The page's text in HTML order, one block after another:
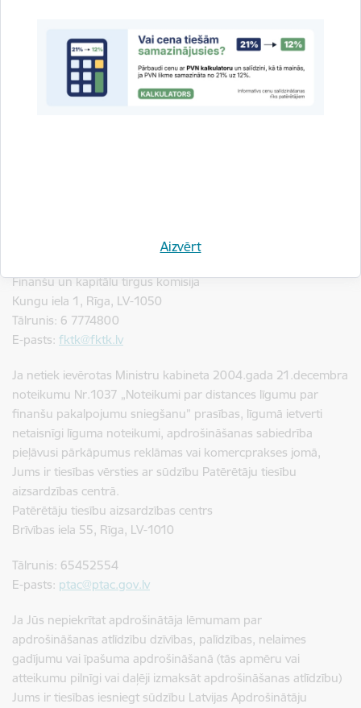
Aizvērt
Izvēloties sev izdevīgāko apdrošināšanas kompāniju,
pievērsiet uzmanību ne tikai apdrošināšanas pakalpojuma
cenai, bet arī tam, kādi apdrošinātie riski un kādi izņēmumi no
apdrošinātajiem riskiem iekļauti attiecīgajā apdrošināšanas
komisijā, kura ir tiesīga par šādu pārkāpumu piemērot sodu
Finanšu un kapitālu tirgus komisija
Kungu iela 1, Rīga, LV-1050
Tālrunis: 6 7774800
E-pasts: fktk@fktk.lv
Ja netiek ievērotas Ministru kabineta 2004.gada 21.decembra
noteikumu Nr.1037 „Noteikumi par distances līgumu par
finanšu pakalpojumu sniegšanu” prasības, līgumā ietverti
netaisnīgi līguma noteikumi, apdrošināšanas sabiedrība
pieļāvusi pārkāpumus reklāmas vai komercprakses jomā,
Jums ir tiesības vērsties ar sūdzību Patērētāju tiesību
aizsardzības centrā.
Patērētāju tiesību aizsardzības centrs
Brīvības iela 55, Rīga, LV-1010
Tālrunis: 65452554
E-pasts: ptac@ptac.gov.lv
Ja Jūs nepiekrītat apdrošinātāja lēmumam par
apdrošināšanas atlīdzību dzīvības, palīdzības, nelaimes
gadījumu vai īpašuma apdrošināšanā (tās apmēru vai
atteikumu pilnīgi vai daļēji izmaksāt apdrošināšanas atlīdzību)
Jums ir tiesības iesniegt sūdzību Latvijas Apdrošinātāju